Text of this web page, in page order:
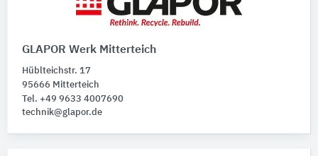
GLAPOR Werk Mitterteich
Hüblteichstr. 17
95666 Mitterteich
Tel. +49 9633 4007690
technik@glapor.de